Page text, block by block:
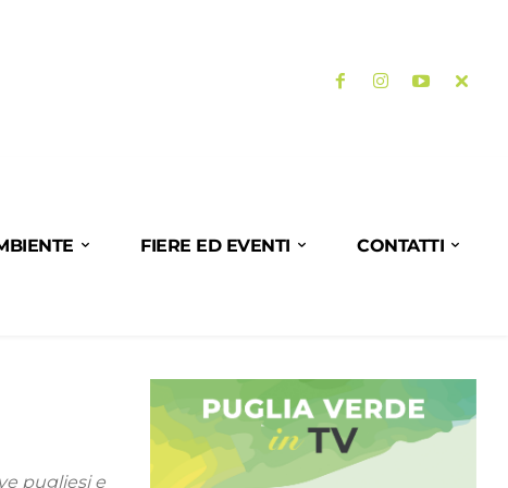
FIERE ED EVENTI CONTATTI
pugliesi e